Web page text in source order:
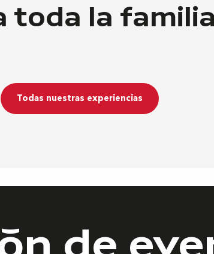
toda la familia
Todas nuestras experiencias
de